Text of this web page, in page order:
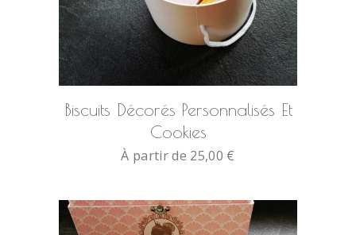
SELECT OPTIONS
Biscuits Décorés Personnalisés Et
Cookies
À partir de 25,00 €